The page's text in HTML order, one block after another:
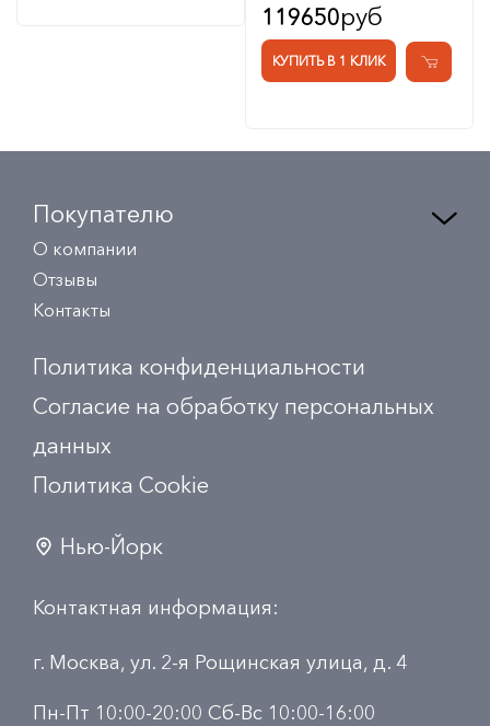
119650руб
КУПИТЬ В 1 КЛИК
Покупателю
О компании
Отзывы
Контакты
Политика конфиденциальности
Согласие на обработку персональных
данных
Политика Сookie
Нью-Йорк
Контактная информация:
г. Москва, ул. 2-я Рощинская улица, д. 4
Пн-Пт 10:00-20:00 Сб-Вс 10:00-16:00